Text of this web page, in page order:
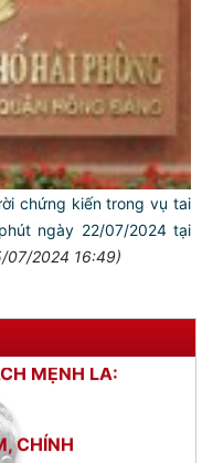
chứng kiến trong vụ tai
ngày 22/07/2024 tại
07/2024 16:49)
CHÍNH
ĐỠ